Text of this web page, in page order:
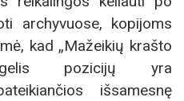
archyvuose, kopijoms
kad „Mažeikių krašto
pozicijų yra
išsamesnę